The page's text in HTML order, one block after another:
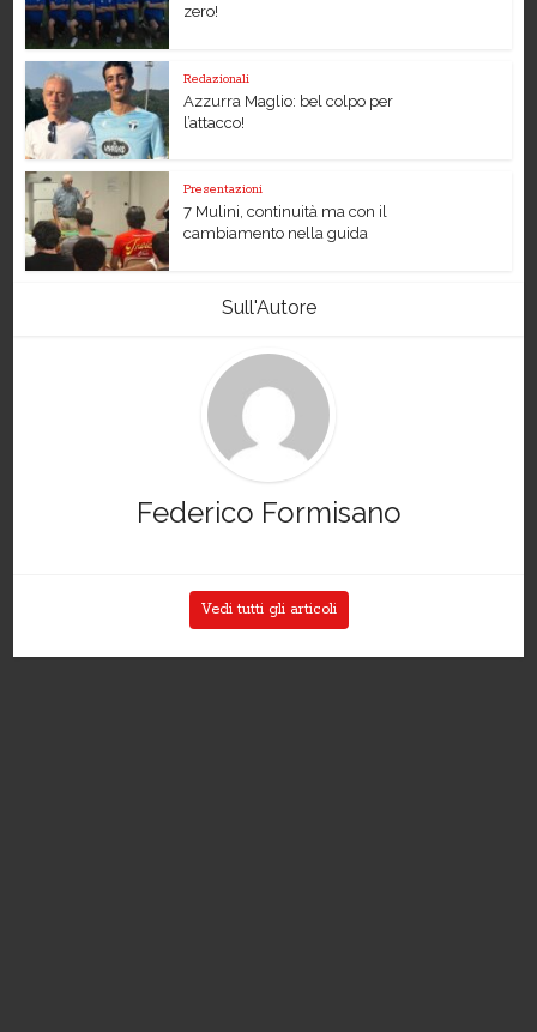
zero!
Redazionali
Azzurra Maglio: bel colpo per
l’attacco!
Presentazioni
7 Mulini, continuità ma con il
cambiamento nella guida
Sull'Autore
Federico Formisano
Vedi tutti gli articoli